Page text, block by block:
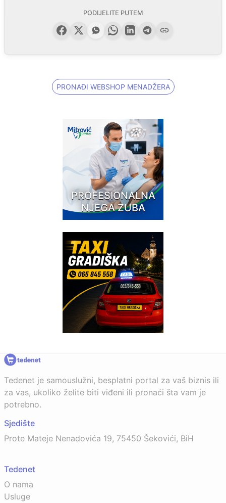
PODIJELITE PUTEM
PRONAĐI WEBSHOP MENADŽERA
PROFESIONALNA
NJEGA ZUBA
Tedenet je samouslužni, besplatni portal za vaš biznis ili
za vas, ukoliko želite biti viđeni ili pronaći šta vam je
potrebno.
Sjedište
Prote Mateje Nenadovića 19, 75450 Šekovići, BiH
Tedenet
O nama
Usluge